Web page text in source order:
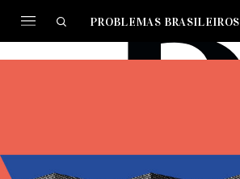
PROBLEMAS BRASILEIROS